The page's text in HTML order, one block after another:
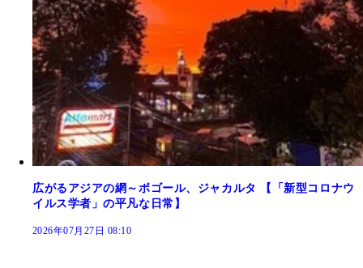
広がるアジアの網～ボゴール、ジャカルタ 【「新型コロナウ
イルス学者」の平凡な日常】
2026年07月27日 08:10